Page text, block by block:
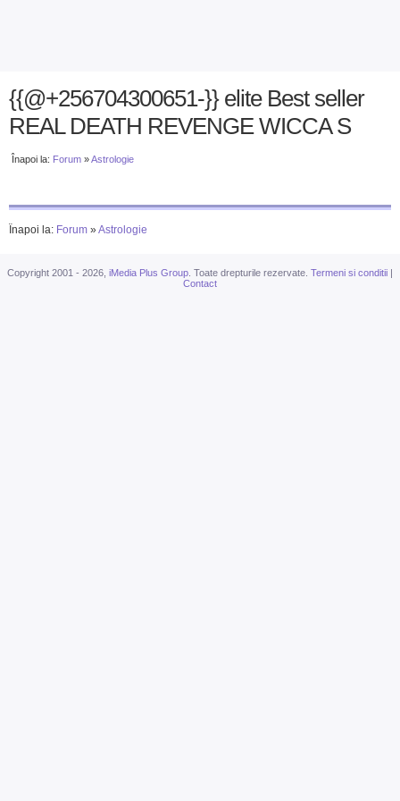
{{@+256704300651-}} elite Best seller
REAL DEATH REVENGE WICCA S
Înapoi la: Forum »Astrologie
Înapoi la: Forum »Astrologie
Copyright 2001 - 2026, iMedia Plus Group . Toate drepturile rezervate. Termeni si conditii |
Contact